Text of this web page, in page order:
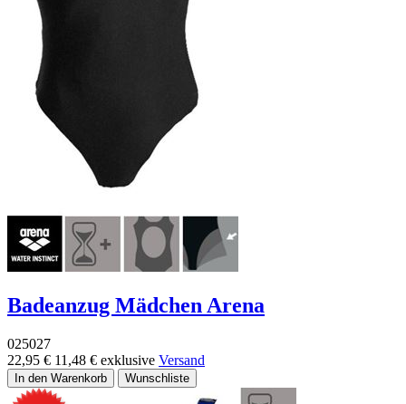
Badeanzug Mädchen Arena
025027
22,95 € 11,48 € exklusive Versand